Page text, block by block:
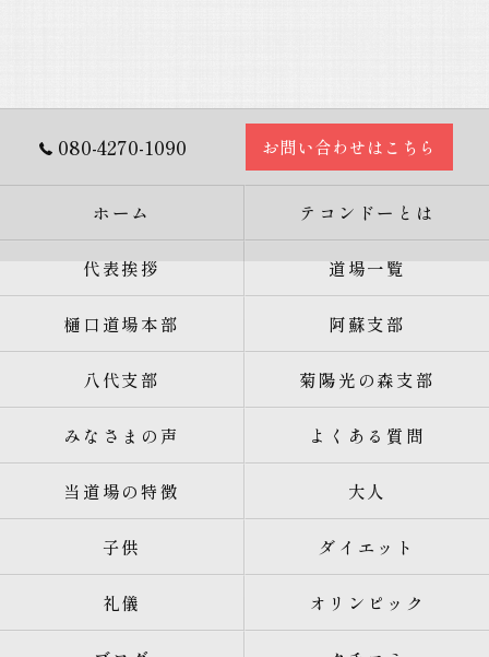
080-4270-1090 お問い合わせはこちら
ホーム テコンドーとは
代表挨拶 道場一覧
樋口道場本部 阿蘇支部
八代支部 菊陽光の森支部
みなさまの声 よくある質問
当道場の特徴 大人
子供 ダイエット
礼儀 オリンピック